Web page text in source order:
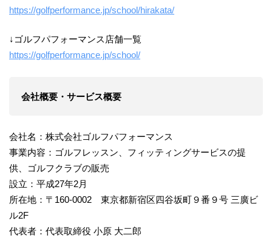
https://golfperformance.jp/school/hirakata/
↓ゴルフパフォーマンス店舗一覧
https://golfperformance.jp/school/
会社概要・サービス概要
会社名：株式会社ゴルフパフォーマンス
事業内容：ゴルフレッスン、フィッティングサービスの提
供、ゴルフクラブの販売
設立：平成27年2月
所在地：〒160-0002 東京都新宿区四谷坂町９番９号 三廣ビ
ル2F
代表者：代表取締役 小原 大二郎